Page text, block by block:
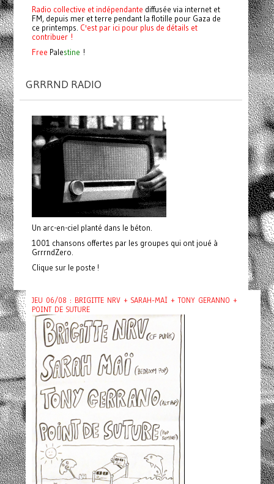
Radio collective et indépendante diffusée via internet et
FM, depuis mer et terre pendant la flotille pour Gaza de
ce printemps. C'est par ici pour plus de détails et
contribuer !
Free Palestine !
GRRRND RADIO
Un arc-en-ciel planté dans le béton.
1001 chansons offertes par les groupes qui ont joué à
GrrrndZero.
Clique sur le poste !
JEU 06/08 : BRIGITTE NRV + SARAH-MAÏ + TONY GERANNO +
POINT DE SUTURE